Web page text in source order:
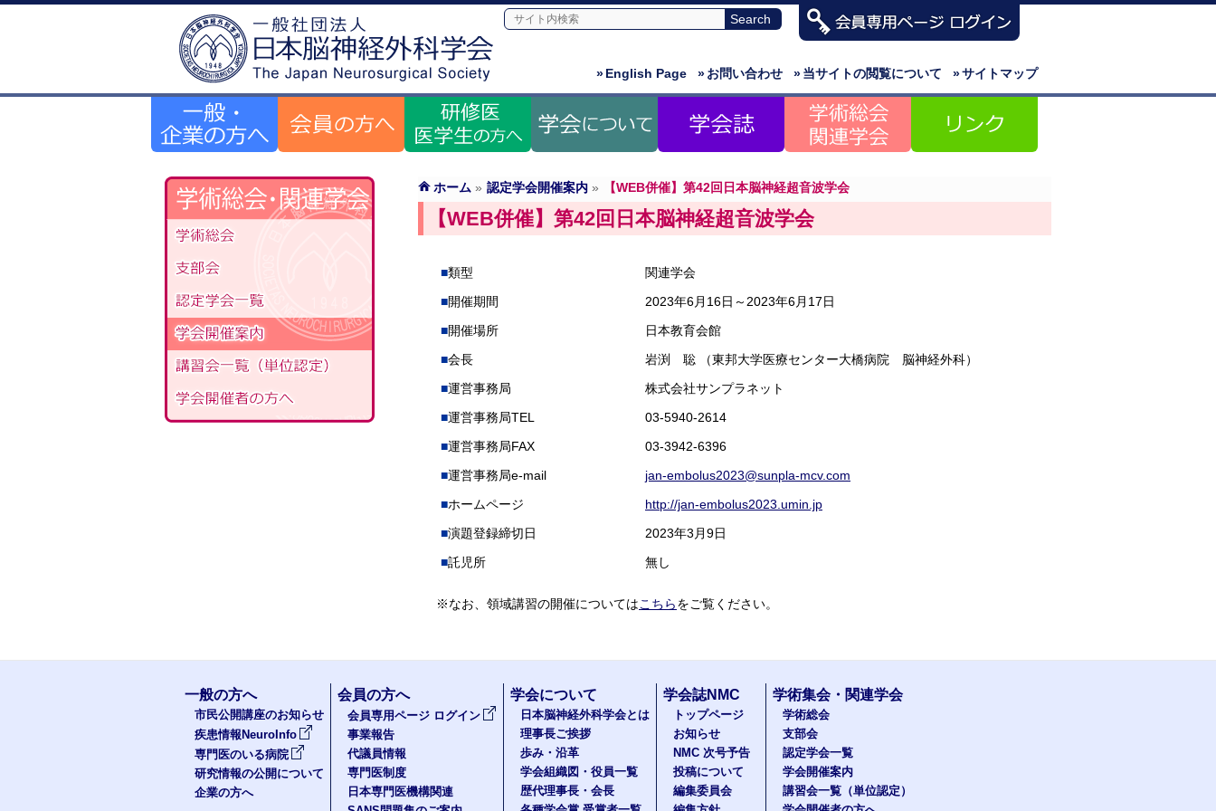
»サイトマップ
»当サイトの閲覧について
»お問い合わせ
»English Page
ホーム » 認定学会開催案内 » 【WEB併催】第42回日本脳神経超音波学会
【WEB併催】第42回日本脳神経超音波学会
類型
関連学会
開催期間
2023年6月16日～2023年6月17日
開催場所
日本教育会館
会長
岩渕 聡 （東邦大学医療センター大橋病院 脳神経外科）
運営事務局
株式会社サンプラネット
運営事務局TEL
03-5940-2614
運営事務局FAX
03-3942-6396
運営事務局e-mail
jan-embolus2023@sunpla-mcv.com
ホームページ
http://jan-embolus2023.umin.jp
演題登録締切日
2023年3月9日
託児所
無し
※なお、領域講習の開催についてはこちらをご覧ください。
一般の方へ
市民公開講座のお知らせ
疾患情報NeuroInfo
専門医のいる病院
研究情報の公開について
企業の方へ
会員の方へ
会員専用ページ ログイン
事業報告
代議員情報
専門医制度
日本専門医機構関連
学会について
日本脳神経外科学会とは
理事長ご挨拶
歩み・沿革
学会組織図・役員一覧
歴代理事長・会長
学会誌NMC
トップページ
お知らせ
NMC 次号予告
投稿について
編集委員会
学術集会・関連学会
学術総会
支部会
認定学会一覧
学会開催案内
講習会一覧（単位認定）